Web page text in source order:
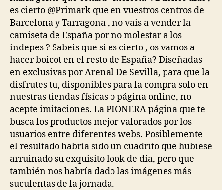
es cierto @Primark que en vuestros centros de
Barcelona y Tarragona , no vais a vender la
camiseta de España por no molestar a los
indepes ? Sabeis que si es cierto , os vamos a
hacer boicot en el resto de España? Diseñadas
en exclusivas por Arenal De Sevilla, para que la
disfrutes tu, disponibles para la compra solo en
nuestras tiendas físicas o página online, no
acepte imitaciones. La PIONERA página que te
busca los productos mejor valorados por los
usuarios entre diferentes webs. Posiblemente
el resultado habría sido un cuadrito que hubiese
arruinado su exquisito look de día, pero que
también nos habría dado las imágenes más
suculentas de la jornada.